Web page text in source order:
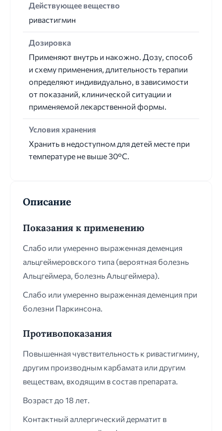
Действующее вещество
ривастигмин
Дозировка
Применяют внутрь и накожно. Дозу, способ
и схему применения, длительность терапии
определяют индивидуально, в зависимости
от показаний, клинической ситуации и
применяемой лекарственной формы.
Условия хранения
Хранить в недоступном для детей месте при
температуре не выше 30°С.
Описание
Показания к применению
Слабо или умеренно выраженная деменция
альцгеймеровского типа (вероятная болезнь
Альцгеймера, болезнь Альцгеймера).
Слабо или умеренно выраженная деменция при
болезни Паркинсона.
Противопоказания
Повышенная чувствительность к ривастигмину,
другим производным карбамата или другим
веществам, входящим в состав препарата.
Возраст до 18 лет.
Контактный аллергический дерматит в